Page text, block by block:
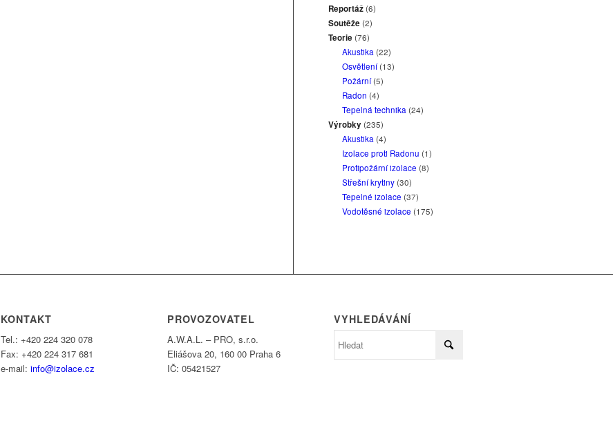
Reportáž(6)
Soutěže (2)
Teorie (76)
Akustika (22)
Osvětlení(13)
Požární(5)
Radon (4)
Tepelná technika (24)
Výrobky(235)
Akustika (4)
Izolace proti Radonu (1)
Protipožární izolace (8)
Střešní krytiny(30)
Tepelné izolace (37)
Vodotěsné izolace (175)
KONTAKT
Tel.: +420 224 320 078
Fax: +420 224 317 681
e-mail:info@izolace.cz
PROVOZOVATEL
A.W.A.L. – PRO, s.r.o.
Eliášova 20, 160 00 Praha 6
IČ: 05421527
VYHLEDÁVÁNÍ